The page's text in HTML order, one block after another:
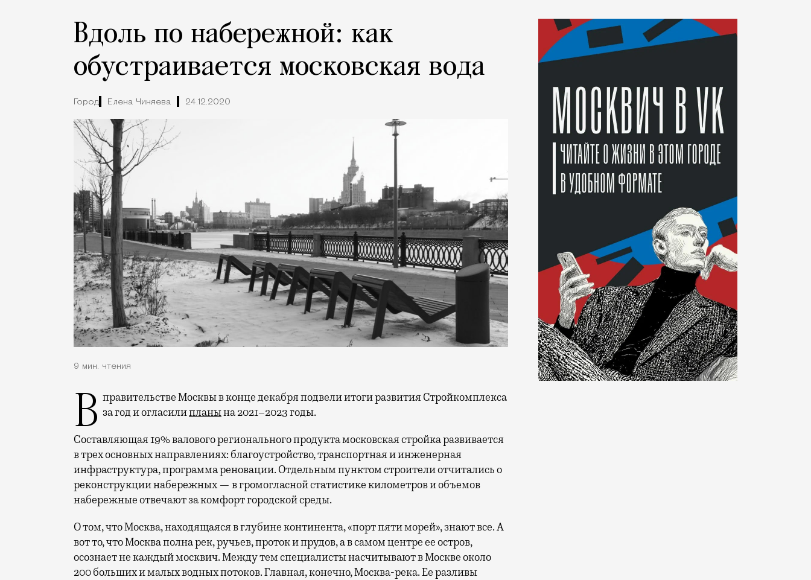
Вдоль по набережной: как
обустраивается московская вода
Город Елена Чиняева 24.12.2020
9 мин. чтения
В правительстве Москвы в конце декабря подвели итоги развития Стройкомплекса за год и огласилипланына 2021–2023 годы.
Составляющая 19% валового регионального продукта московская стройка развивается
в трех основных направлениях: благоустройство, транспортная и инженерная
инфраструктура, программа реновации. Отдельным пунктом строители отчитались о
реконструкции набережных — в громогласной статистике километров и объемов
набережные отвечают за комфорт городской среды.
О том, что Москва, находящаяся в глубине континента, «порт пяти морей», знают все. А
вот то, что Москва полна рек, ручьев, проток и прудов, а в самом центре ее остров,
осознает не каждый москвич. Между тем специалисты насчитывают в Москве около
200 больших и малых водных потоков. Главная, конечно, Москва-река. Ее разливы